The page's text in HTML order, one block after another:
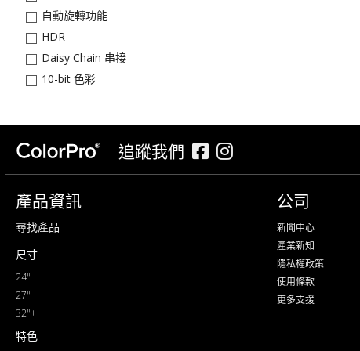
自動旋轉功能
HDR
Daisy Chain 串接
10-bit 色彩
追蹤我們
產品資訊
尋找產品
尺寸
24"
27"
32"+
特色
公司
新聞中心
產業新知
隱私權政策
使用條款
更多支援